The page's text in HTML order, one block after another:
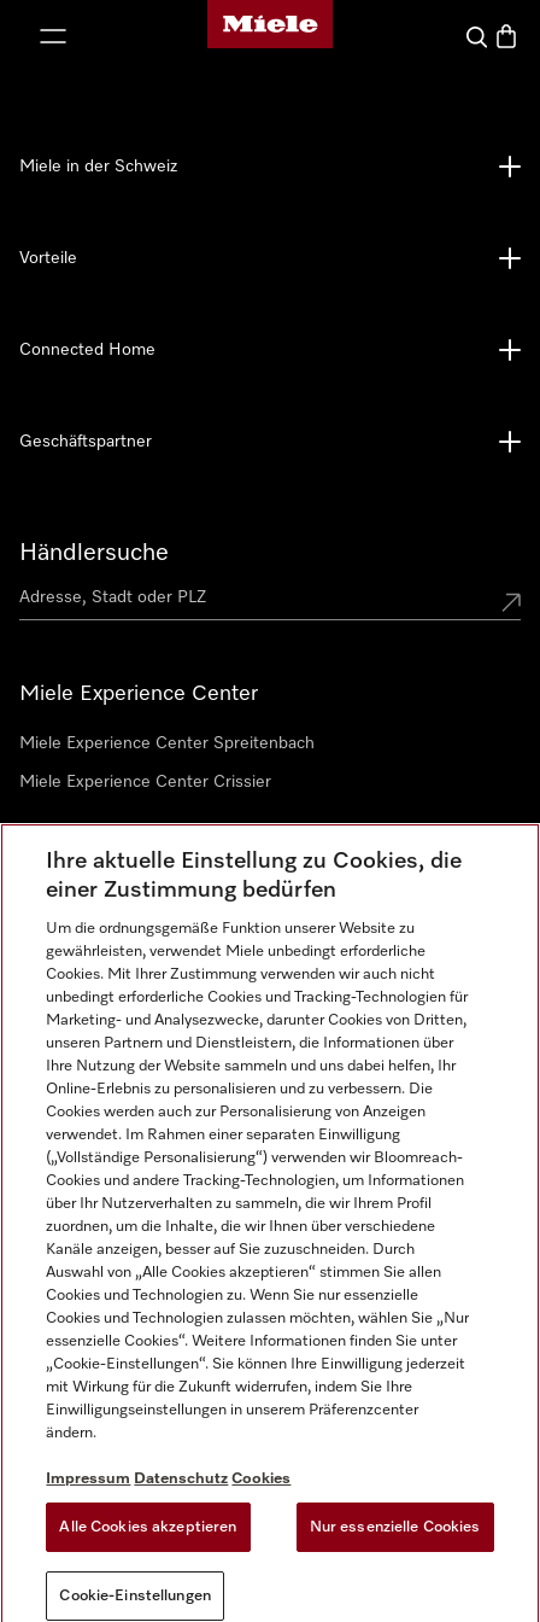
Miele-Homepage
Suche
Händlersuche
Miele Experience Center
Miele Experience Center Spreitenbach
Miele Experience Center Crissier
Newsletter
Sprache
DEUTSCH
Miele in der Schweiz
Vorteile
Connected Home
Geschäftspartner
Impressum
Datenschutz
Cookie-Einstellungen
Miele auf YoutubeMiele auf Instagram
Miele auf Facebook
Miele auf LinkedInMiele auf LinkedIn
Ihre aktuelle Einstellung zu Cookies, die
einer Zustimmung bedürfen
Um die ordnungsgemäße Funktion unserer Website zu
gewährleisten, verwendet Miele unbedingt erforderliche
Cookies. Mit Ihrer Zustimmung verwenden wir auch nicht
unbedingt erforderliche Cookies und Tracking-Technologien für
Marketing- und Analysezwecke, darunter Cookies von Dritten,
unseren Partnern und Dienstleistern, die Informationen über
Ihre Nutzung der Website sammeln und uns dabei helfen, Ihr
Online-Erlebnis zu personalisieren und zu verbessern. Die
Cookies werden auch zur Personalisierung von Anzeigen
verwendet. Im Rahmen einer separaten Einwilligung
(„Vollständige Personalisierung“) verwenden wir Bloomreach-
Cookies und andere Tracking-Technologien, um Informationen
über Ihr Nutzerverhalten zu sammeln, die wir Ihrem Profil
zuordnen, um die Inhalte, die wir Ihnen über verschiedene
Kanäle anzeigen, besser auf Sie zuzuschneiden. Durch
Auswahl von „Alle Cookies akzeptieren“ stimmen Sie allen
Cookies und Technologien zu. Wenn Sie nur essenzielle
Cookies und Technologien zulassen möchten, wählen Sie „Nur
essenzielle Cookies“. Weitere Informationen finden Sie unter
„Cookie-Einstellungen“. Sie können Ihre Einwilligung jederzeit
mit Wirkung für die Zukunft widerrufen, indem Sie Ihre
Einwilligungseinstellungen in unserem Präferenzcenter
ändern.
Impressum Datenschutz Cookies
Alle Cookies akzeptieren Nur essenzielle Cookies
Cookie-Einstellungen